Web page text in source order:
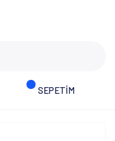
SEPETİM